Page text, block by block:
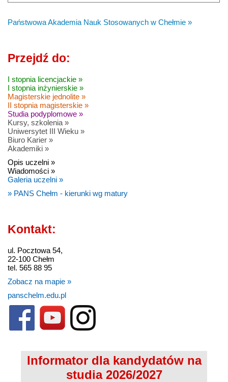
Państwowa Akademia Nauk Stosowanych w Chełmie »
Przejdź do:
I stopnia licencjackie »
I stopnia inżynierskie »
Magisterskie jednolite »
II stopnia magisterskie »
Studia podyplomowe »
Kursy, szkolenia »
Uniwersytet III Wieku »
Biuro Karier »
Akademiki »
Opis uczelni »
Wiadomości »
Galeria uczelni »
» PANS Chełm - kierunki wg matury
Kontakt:
ul. Pocztowa 54,
22-100 Chełm
tel. 565 88 95
Zobacz na mapie »
panschelm.edu.pl
Informator dla kandydatów na
studia 2026/2027